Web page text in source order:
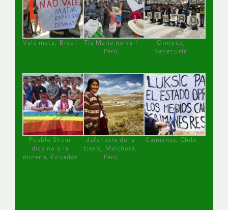
Vale mata, Brasil
Tía María no va !
Perú
Orinoco,
Venezuela
Pueblo Shuar
dice no a la
minería, Ecuador
defensora de la
tierra, Melchora,
Perú
Caimanes, Chile